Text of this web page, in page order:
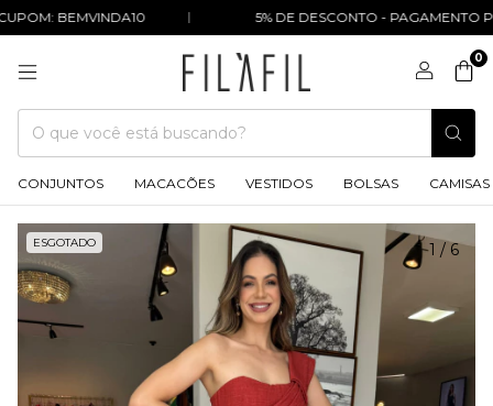
BEMVINDA10 5% DE DESCONTO - PAGAMENTO
0
CONJUNTOS MACACÕES VESTIDOS BOLSAS CAMISAS
ESGOTADO 1 / 6